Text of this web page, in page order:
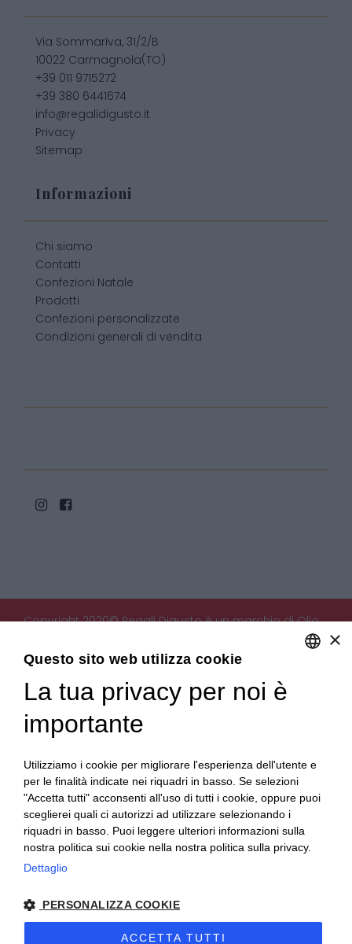
Via Sommariva, 31/2/B
10022 Carmagnola(TO)
+39 011 9715272
+39 380 6441674
info@regalidigusto.it
Privacy
Sitemap
Informazioni
Chi siamo
Contatti
Confezioni Natale
Prodotti
Confezioni personalizzate
Condizioni generali di vendita
Copyright 2020© Regali Digusto è un marchio di Olio
Becchis di Becchis Danilo - Via Sommariva, 31/2/B -
10022 Carmagnola (TO) - PIVA 07980320019
×
Questo sito web utilizza cookie
La tua privacy per noi è
importante
Utilizziamo i cookie per migliorare l'esperienza dell'utente e
per le finalità indicate nei riquadri in basso. Se selezioni
"Accetta tutti" acconsenti all'uso di tutti i cookie, oppure puoi
sceglierei quali ci autorizzi ad utilizzare selezionando i
riquadri in basso. Puoi leggere ulteriori informazioni sulla
nostra politica sui cookie nella nostra politica sulla privacy.
Dettaglio
PERSONALIZZA COOKIE
ACCETTA TUTTI